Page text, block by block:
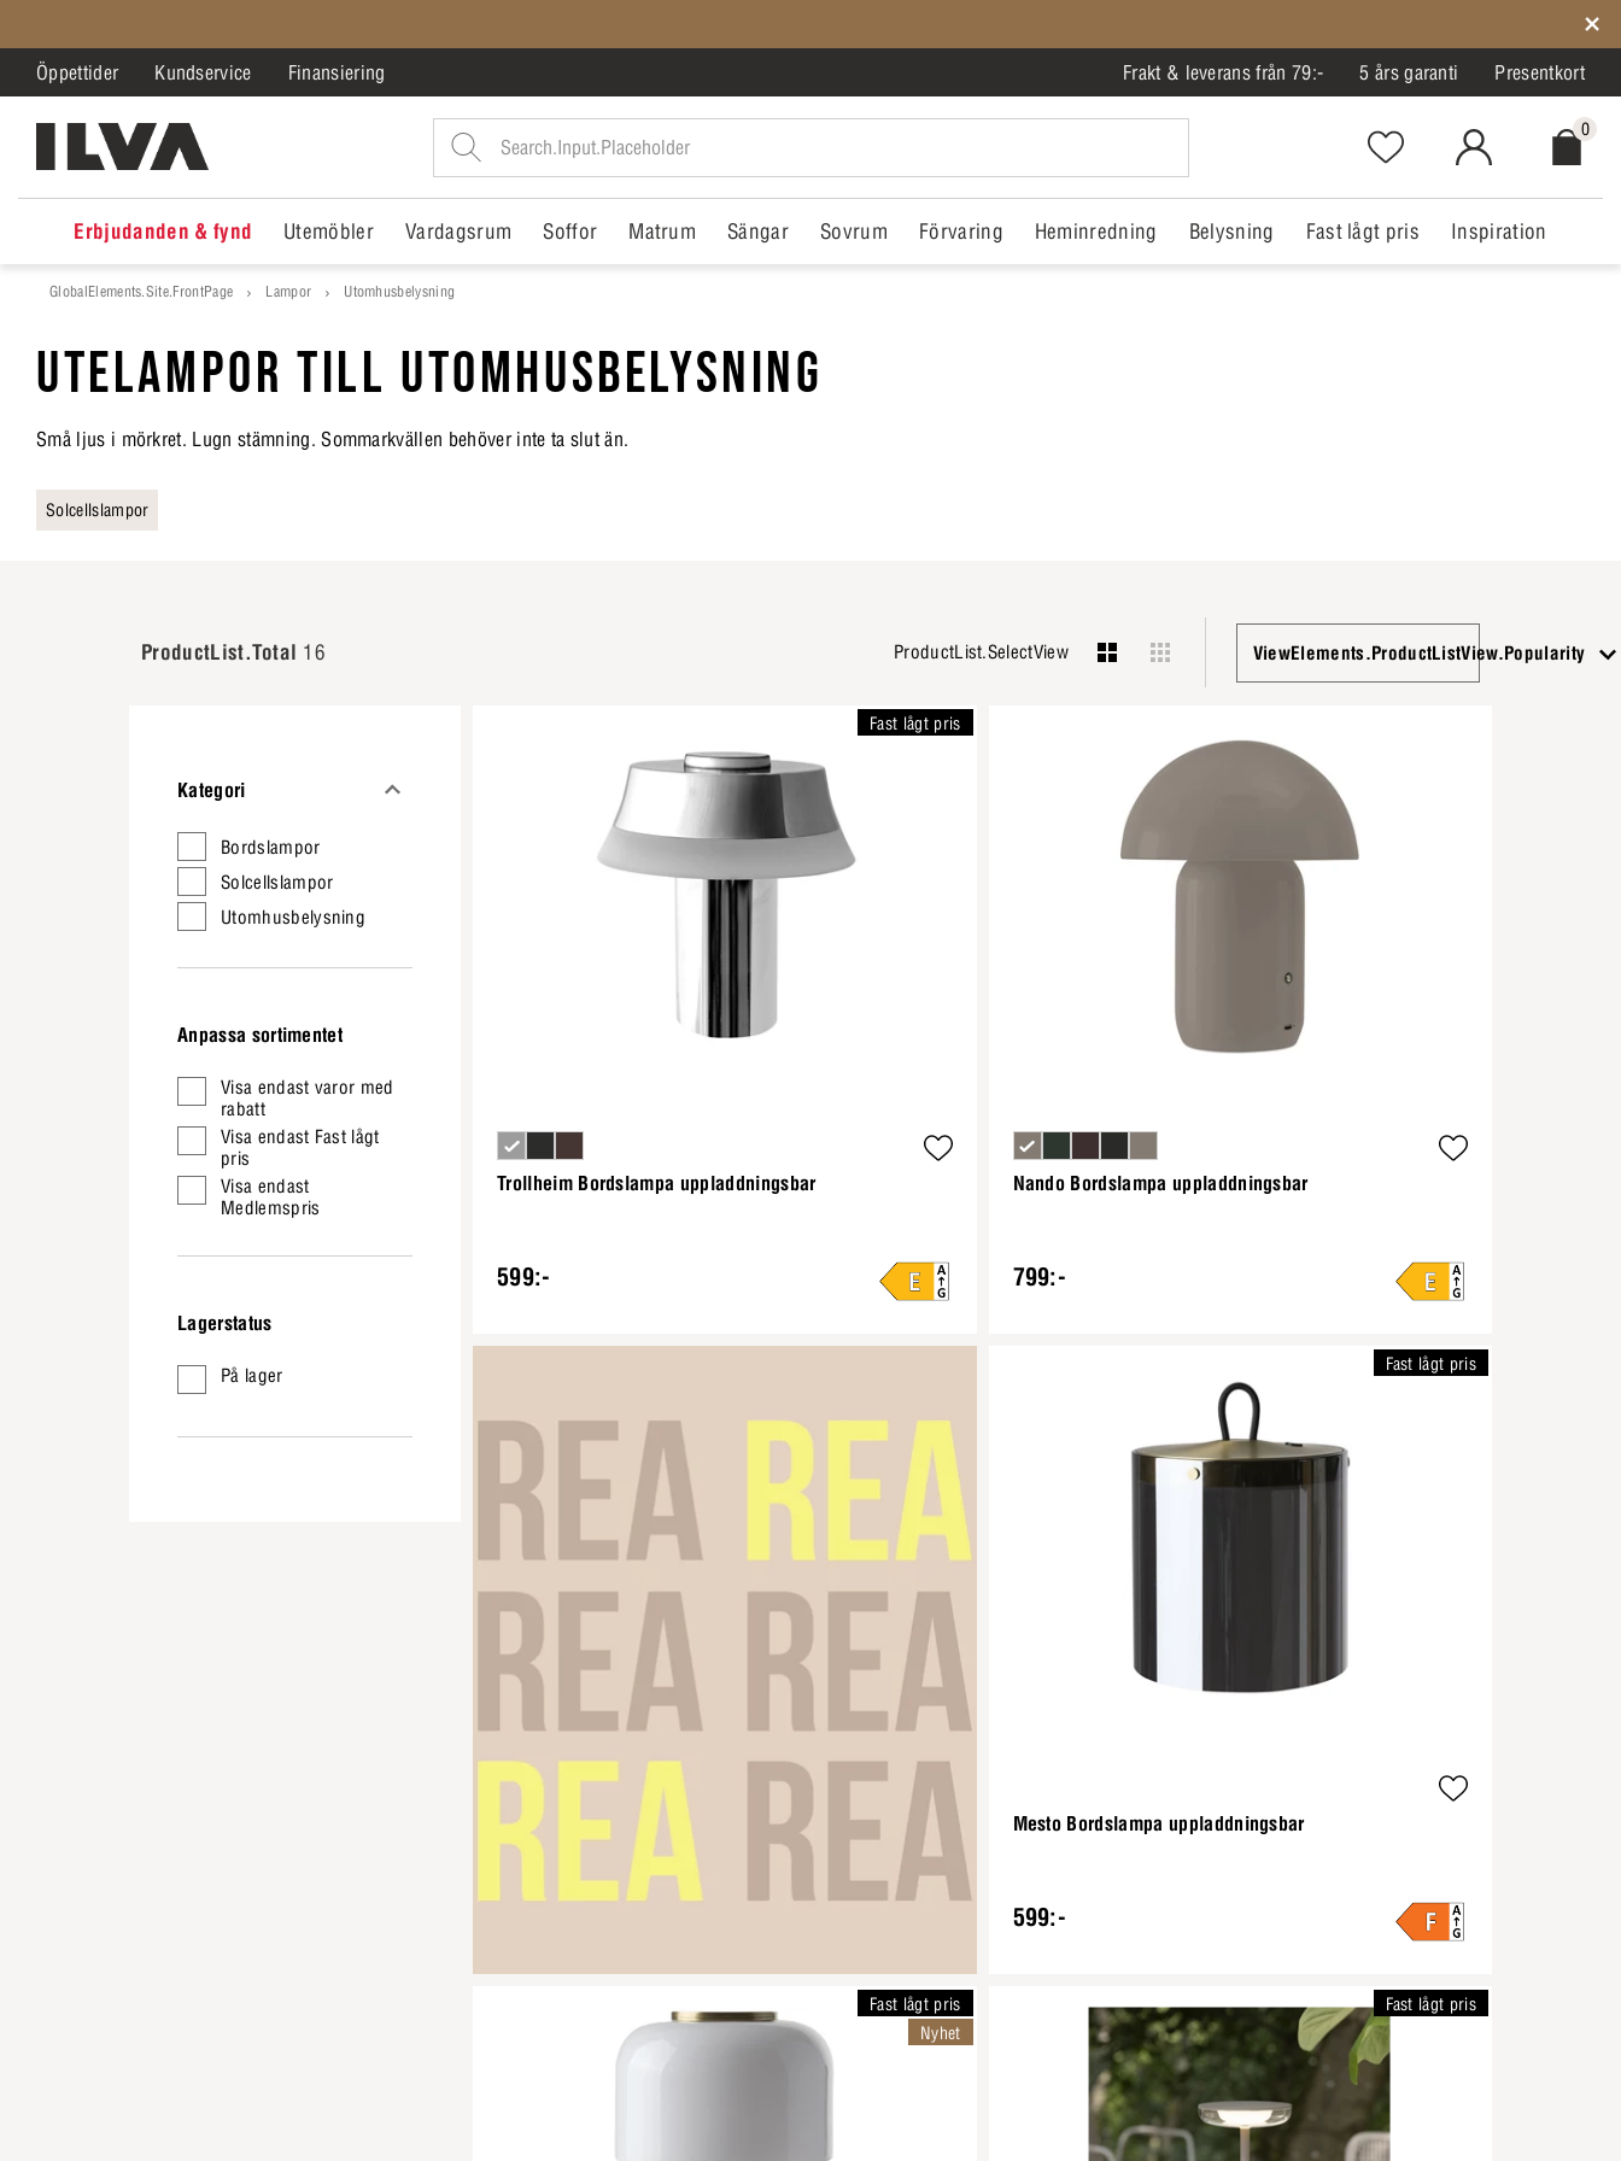
Öppettider Kundservice Finansiering Frakt & leverans från 79:- 5 års garanti Presentkort
Favorites.NavigationButton.Text
MitIlva.Login
0
Erbjudanden & fynd Utemöbler Vardagsrum Soffor Matrum Sängar Sovrum Förvaring Heminredning Belysning Fast lågt pris Inspiration
GlobalElements.Site.FrontPage Lampor Utomhusbelysning
UTELAMPOR TILL UTOMHUSBELYSNING
Små ljus i mörkret. Lugn stämning. Sommarkvällen behöver inte ta slut än.
Solcellslampor
ProductList.Total 16 ProductList.SelectView ViewElements.ProductListView.Popularity
Kategori
Bordslampor
Solcellslampor
Utomhusbelysning
Anpassa sortimentet
Visa endast varor med
rabatt
Visa endast Fast lågt
pris
Visa endast
Medlemspris
Lagerstatus
På lager
Trollheim Bordslampa uppladdningsbar
599:-
Fast lågt pris
Nando Bordslampa uppladdningsbar
799:-
Mesto Bordslampa uppladdningsbar
599:-
Fast lågt pris
Fast lågt pris
Nyhet
Fast lågt pris